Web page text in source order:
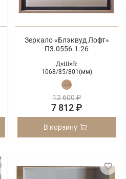
Зеркало «Блэквуд Лофт»
П3.0556.1.26
Д×Ш×В:
1068/85/801(мм)
12 600 ₽
7 812 ₽
В корзину